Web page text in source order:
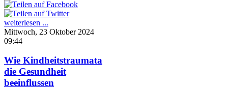
weiterlesen ...
Mittwoch, 23 Oktober 2024
09:44
Wie Kindheitstraumata
die Gesundheit
beeinflussen